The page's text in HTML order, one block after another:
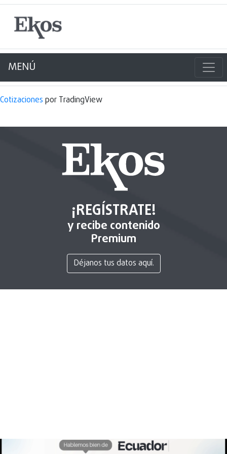
MENÚ
Cotizaciones por TradingView
¡REGÍSTRATE!
y recibe contenido
Premium
Déjanos tus datos aquí.